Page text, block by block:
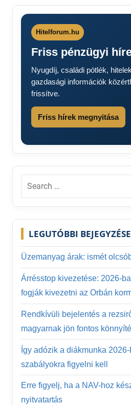
Hitelforum.hu
Friss pénzügyi
Nyugdíj, családi pótlék,
gazdasági információk
frissítve.
Friss hírek megnyitása
Search
LEGUTÓBBI
Üzemanyag árak: ismét
Árrésstop kivezetése: 2026-
fogják kivezetni az Orbán
Rendkívüli bejelentés a
magyarnak jön fontos
Így adózik a diákmunka
szabályokra figyelni kell
Erre figyelj, ha a NAV-hoz
nyitvatartás